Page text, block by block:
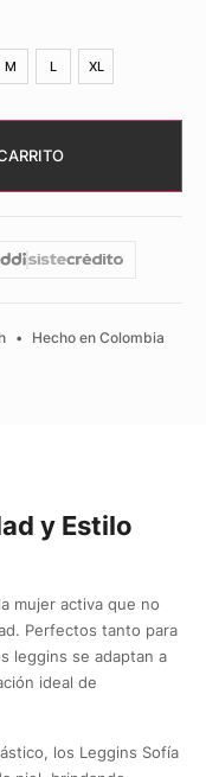
M L XL
• Hecho en Colombia
y Estilo
mujer activa que no
Perfectos tanto para
leggins se adaptan a
ideal de
los Leggins Sofía